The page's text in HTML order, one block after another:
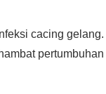
cacing gelang.
pertumbuhan